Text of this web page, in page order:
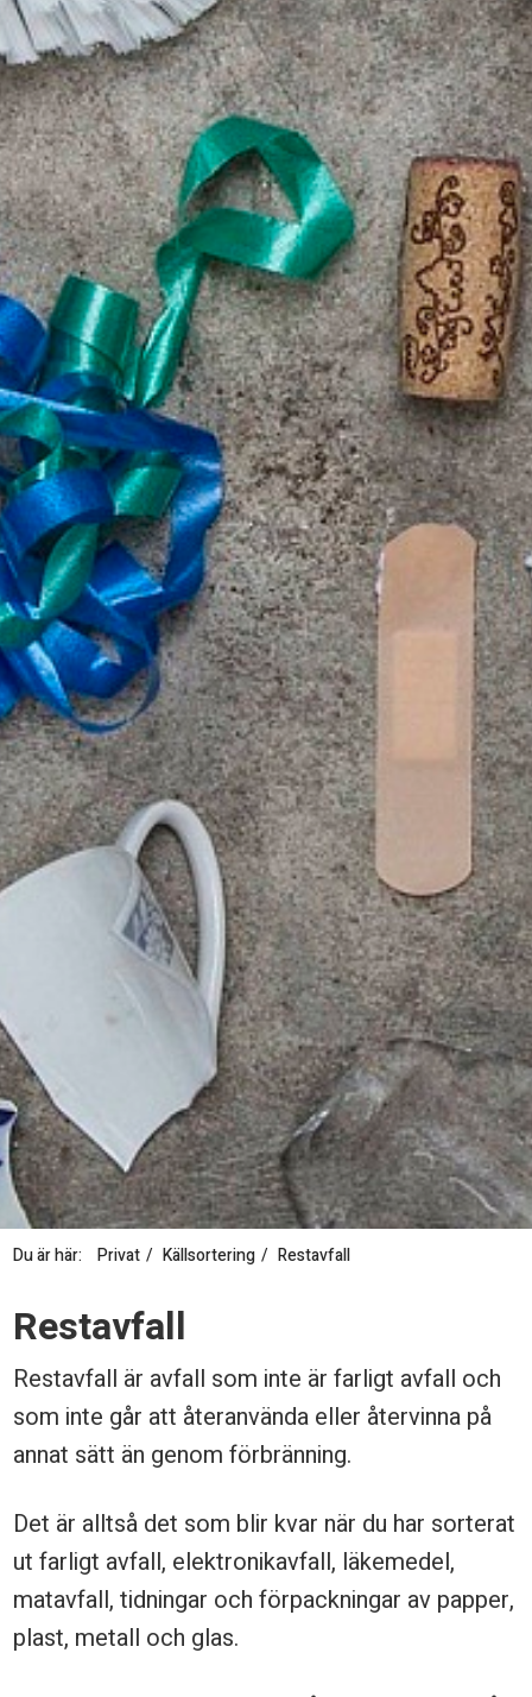
Du är här: Privat Källsortering Restavfall
R
e
s
a
v
a
Restavfall
Restavfall är avfall som inte är farligt avfall och
som inte går att återanvända eller återvinna på
annat sätt än genom förbränning.
Det är alltså det som blir kvar när du har sorterat
ut farligt avfall, elektronikavfall, läkemedel,
matavfall, tidningar och förpackningar av papper,
plast, metall och glas.